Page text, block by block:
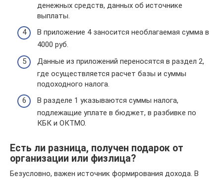
денежных средств, данных об источнике
выплаты.
В приложение 4 заносится необлагаемая сумма в
4000 руб.
Данные из приложений переносятся в раздел 2,
где осуществляется расчет базы и суммы
подоходного налога.
В разделе 1 указываются суммы налога,
подлежащие уплате в бюджет, в разбивке по
КБК и ОКТМО.
Есть ли разница, получен подарок от
организации или физлица?
Безусловно, важен источник формирования дохода. В